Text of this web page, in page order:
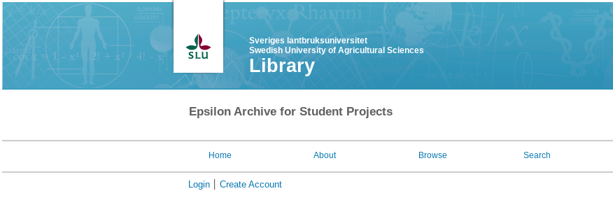
Sveriges lantbruksuniversitet
Swedish University of Agricultural Sciences
Library
Epsilon Archive for Student Projects
Home About Browse Search
Login Create Account